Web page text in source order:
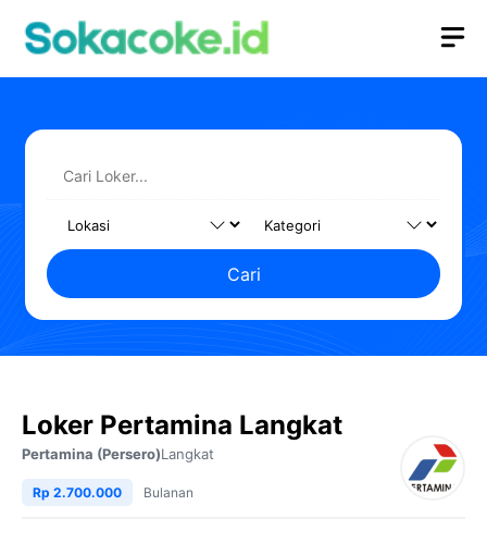
Cari
Loker Pertamina Langkat
Pertamina (Persero)Langkat
Rp 2.700.000 Bulanan